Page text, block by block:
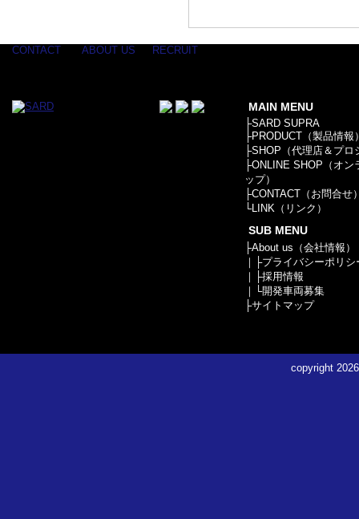
CONTACT ABOUT US RECRUIT
MAIN MENU
├SARD SUPRA
├PRODUCT（製品情報
├SHOP（代理店＆プロ
├ONLINE SHOP（オン
ップ）
├CONTACT（お問合せ
└LINK（リンク）
SUB MENU
├About us（会社情報）
｜├プライバシーポリシ
｜├採用情報
｜└開発車両募集
├サイトマップ
copyright